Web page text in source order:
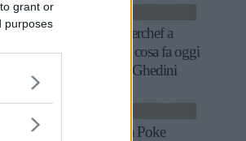
grant or
purposes
Da Masterchef a
Cookist, cosa fa oggi
Michele Ghedini
Perché la Poke